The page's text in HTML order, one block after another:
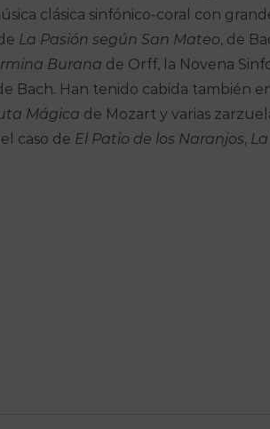
clásica sinfónico-coral con
La Pasión según San Mateo, de
Burana de Orff, la Novena
Bach. Han tenido cabida también
Mágica de Mozart y varias
caso de El Patio de los Naranjos, La